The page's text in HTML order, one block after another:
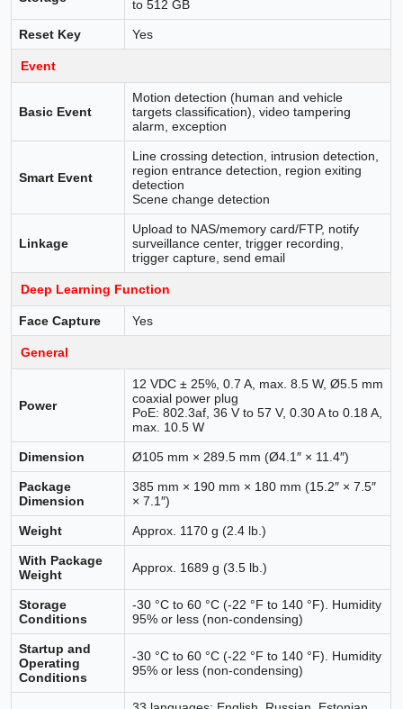
to 512 GB
Reset Key Yes
Event
Basic Event
Motion detection (human and vehicle
targets classification), video tampering
alarm, exception
Smart Event
Line crossing detection, intrusion detection,
region entrance detection, region exiting
detection
Scene change detection
Linkage
Upload to NAS/memory card/FTP, notify
surveillance center, trigger recording,
trigger capture, send email
Deep Learning Function
Face Capture Yes
General
Power
12 VDC ± 25%, 0.7 A, max. 8.5 W, Ø5.5 mm
coaxial power plug
PoE: 802.3af, 36 V to 57 V, 0.30 A to 0.18 A,
max. 10.5 W
Dimension Ø105 mm × 289.5 mm (Ø4.1″ × 11.4″)
Package
Dimension
385 mm × 190 mm × 180 mm (15.2″ × 7.5″
× 7.1″)
Weight Approx. 1170 g (2.4 lb.)
With Package
Weight
Approx. 1689 g (3.5 lb.)
Storage
Conditions
-30 °C to 60 °C (-22 °F to 140 °F). Humidity
95% or less (non-condensing)
Startup and
Operating
Conditions
-30 °C to 60 °C (-22 °F to 140 °F). Humidity
95% or less (non-condensing)